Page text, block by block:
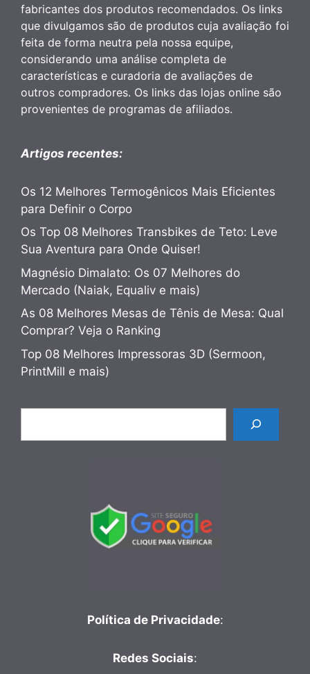
fabricantes dos produtos recomendados. Os links
que divulgamos são de produtos cuja avaliação foi
feita de forma neutra pela nossa equipe,
considerando uma análise completa de
características e curadoria de avaliações de
outros compradores. Os links das lojas online são
provenientes de programas de afiliados.
Artigos recentes:
Os 12 Melhores Termogênicos Mais Eficientes
para Definir o Corpo
Os Top 08 Melhores Transbikes de Teto: Leve
Sua Aventura para Onde Quiser!
Magnésio Dimalato: Os 07 Melhores do
Mercado (Naiak, Equaliv e mais)
As 08 Melhores Mesas de Tênis de Mesa: Qual
Comprar? Veja o Ranking
Top 08 Melhores Impressoras 3D (Sermoon,
PrintMill e mais)
Política de Privacidade:
Redes Sociais: